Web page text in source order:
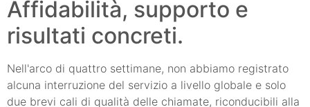
Affidabilità, supporto e
risultati concreti.
Nell'arco di quattro settimane, non abbiamo registrato
alcuna interruzione del servizio a livello globale e solo
due brevi cali di qualità delle chiamate, riconducibili alla